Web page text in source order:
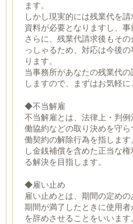
ます。
しかし現実的には残業代を
資料が必要となりますし、事
さらに、残業代請求後もそ
っしゃるため、対応は今後
ります。
当事務所があなたの残業代
しますので、まずはお気軽に
◆不当解雇
不当解雇とは、法律上・判
働協約などの取り決めを守
働契約の解除行為を指しま
し金銭補償を含めた正当な
る解決を目指します。
◆雇い止め
雇い止めとは、期間の定め
期間が満了したときに使用
を辞めさせることをいいま